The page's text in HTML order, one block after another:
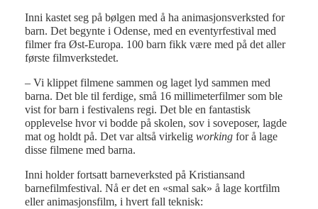
Inni kastet seg på bølgen med å ha animasjonsverksted for
barn. Det begynte i Odense, med en eventyrfestival med
filmer fra Øst-Europa. 100 barn fikk være med på det aller
første filmverkstedet.
– Vi klippet filmene sammen og laget lyd sammen med
barna. Det ble til ferdige, små 16 millimeterfilmer som ble
vist for barn i festivalens regi. Det ble en fantastisk
opplevelse hvor vi bodde på skolen, sov i soveposer, lagde
mat og holdt på. Det var altså virkelig working for å lage
disse filmene med barna.
Inni holder fortsatt barneverksted på Kristiansand
barnefilmfestival. Nå er det en «smal sak» å lage kortfilm
eller animasjonsfilm, i hvert fall teknisk: